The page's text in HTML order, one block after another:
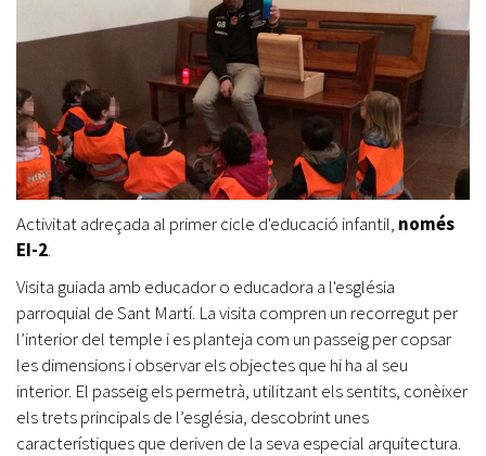
Activitat adreçada al primer cicle d'educació infantil, només
EI-2.
Visita guiada amb educador o educadora a l'església
parroquial de Sant Martí. La visita compren un recorregut per
l’interior del temple i es planteja com un passeig per copsar
les dimensions i observar els objectes que hi ha al seu
interior. El passeig els permetrà, utilitzant els sentits, conèixer
els trets principals de l’església, descobrint unes
característiques que deriven de la seva especial arquitectura.